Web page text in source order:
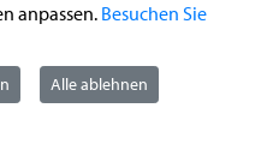
online)
anpassen. Besuchen Sie
Alle ablehnen